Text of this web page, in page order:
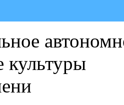
культуры